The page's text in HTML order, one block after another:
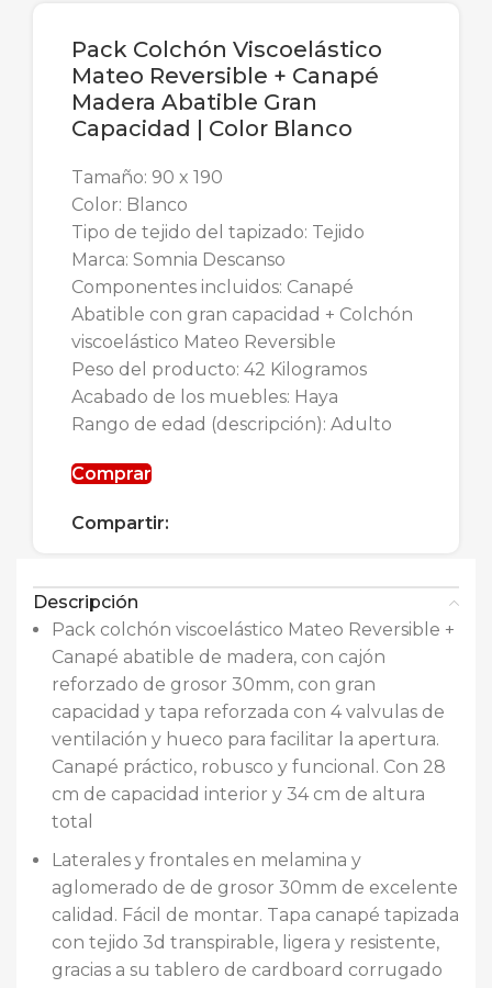
Pack Colchón Viscoelástico
Mateo Reversible + Canapé
Madera Abatible Gran
Capacidad | Color Blanco
Tamaño: 90 x 190
Color: Blanco
Tipo de tejido del tapizado: Tejido
Marca: Somnia Descanso
Componentes incluidos: Canapé
Abatible con gran capacidad + Colchón
viscoelástico Mateo Reversible
Peso del producto: 42 Kilogramos
Acabado de los muebles: Haya
Rango de edad (descripción): Adulto
Comprar
Compartir:
Descripción
Pack colchón viscoelástico Mateo Reversible +
Canapé abatible de madera, con cajón
reforzado de grosor 30mm, con gran
capacidad y tapa reforzada con 4 valvulas de
ventilación y hueco para facilitar la apertura.
Canapé práctico, robusco y funcional. Con 28
cm de capacidad interior y 34 cm de altura
total
Laterales y frontales en melamina y
aglomerado de de grosor 30mm de excelente
calidad. Fácil de montar. Tapa canapé tapizada
con tejido 3d transpirable, ligera y resistente,
gracias a su tablero de cardboard corrugado